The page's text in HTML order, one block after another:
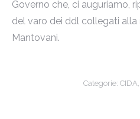
Governo che, ci auguriamo,
del varo dei ddl collegati alla
Mantovani.
Categorie: CIDA,